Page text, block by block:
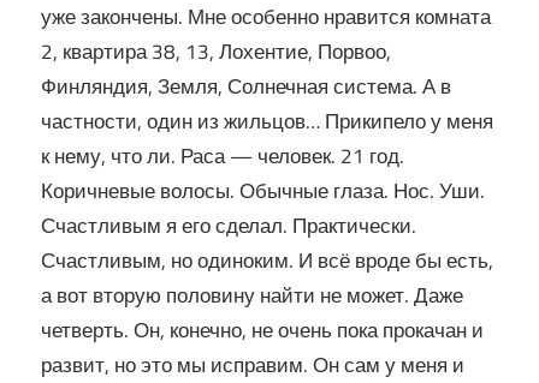
уже закончены. Мне особенно нравится комната
2, квартира 38, 13, Лохентие, Порвоо,
Финляндия, Земля, Солнечная система. А в
частности, один из жильцов… Прикипело у меня
к нему, что ли. Раса — человек. 21 год.
Коричневые волосы. Обычные глаза. Нос. Уши.
Счастливым я его сделал. Практически.
Счастливым, но одиноким. И всё вроде бы есть,
а вот вторую половину найти не может. Даже
четверть. Он, конечно, не очень пока прокачан и
развит, но это мы исправим. Он сам у меня и